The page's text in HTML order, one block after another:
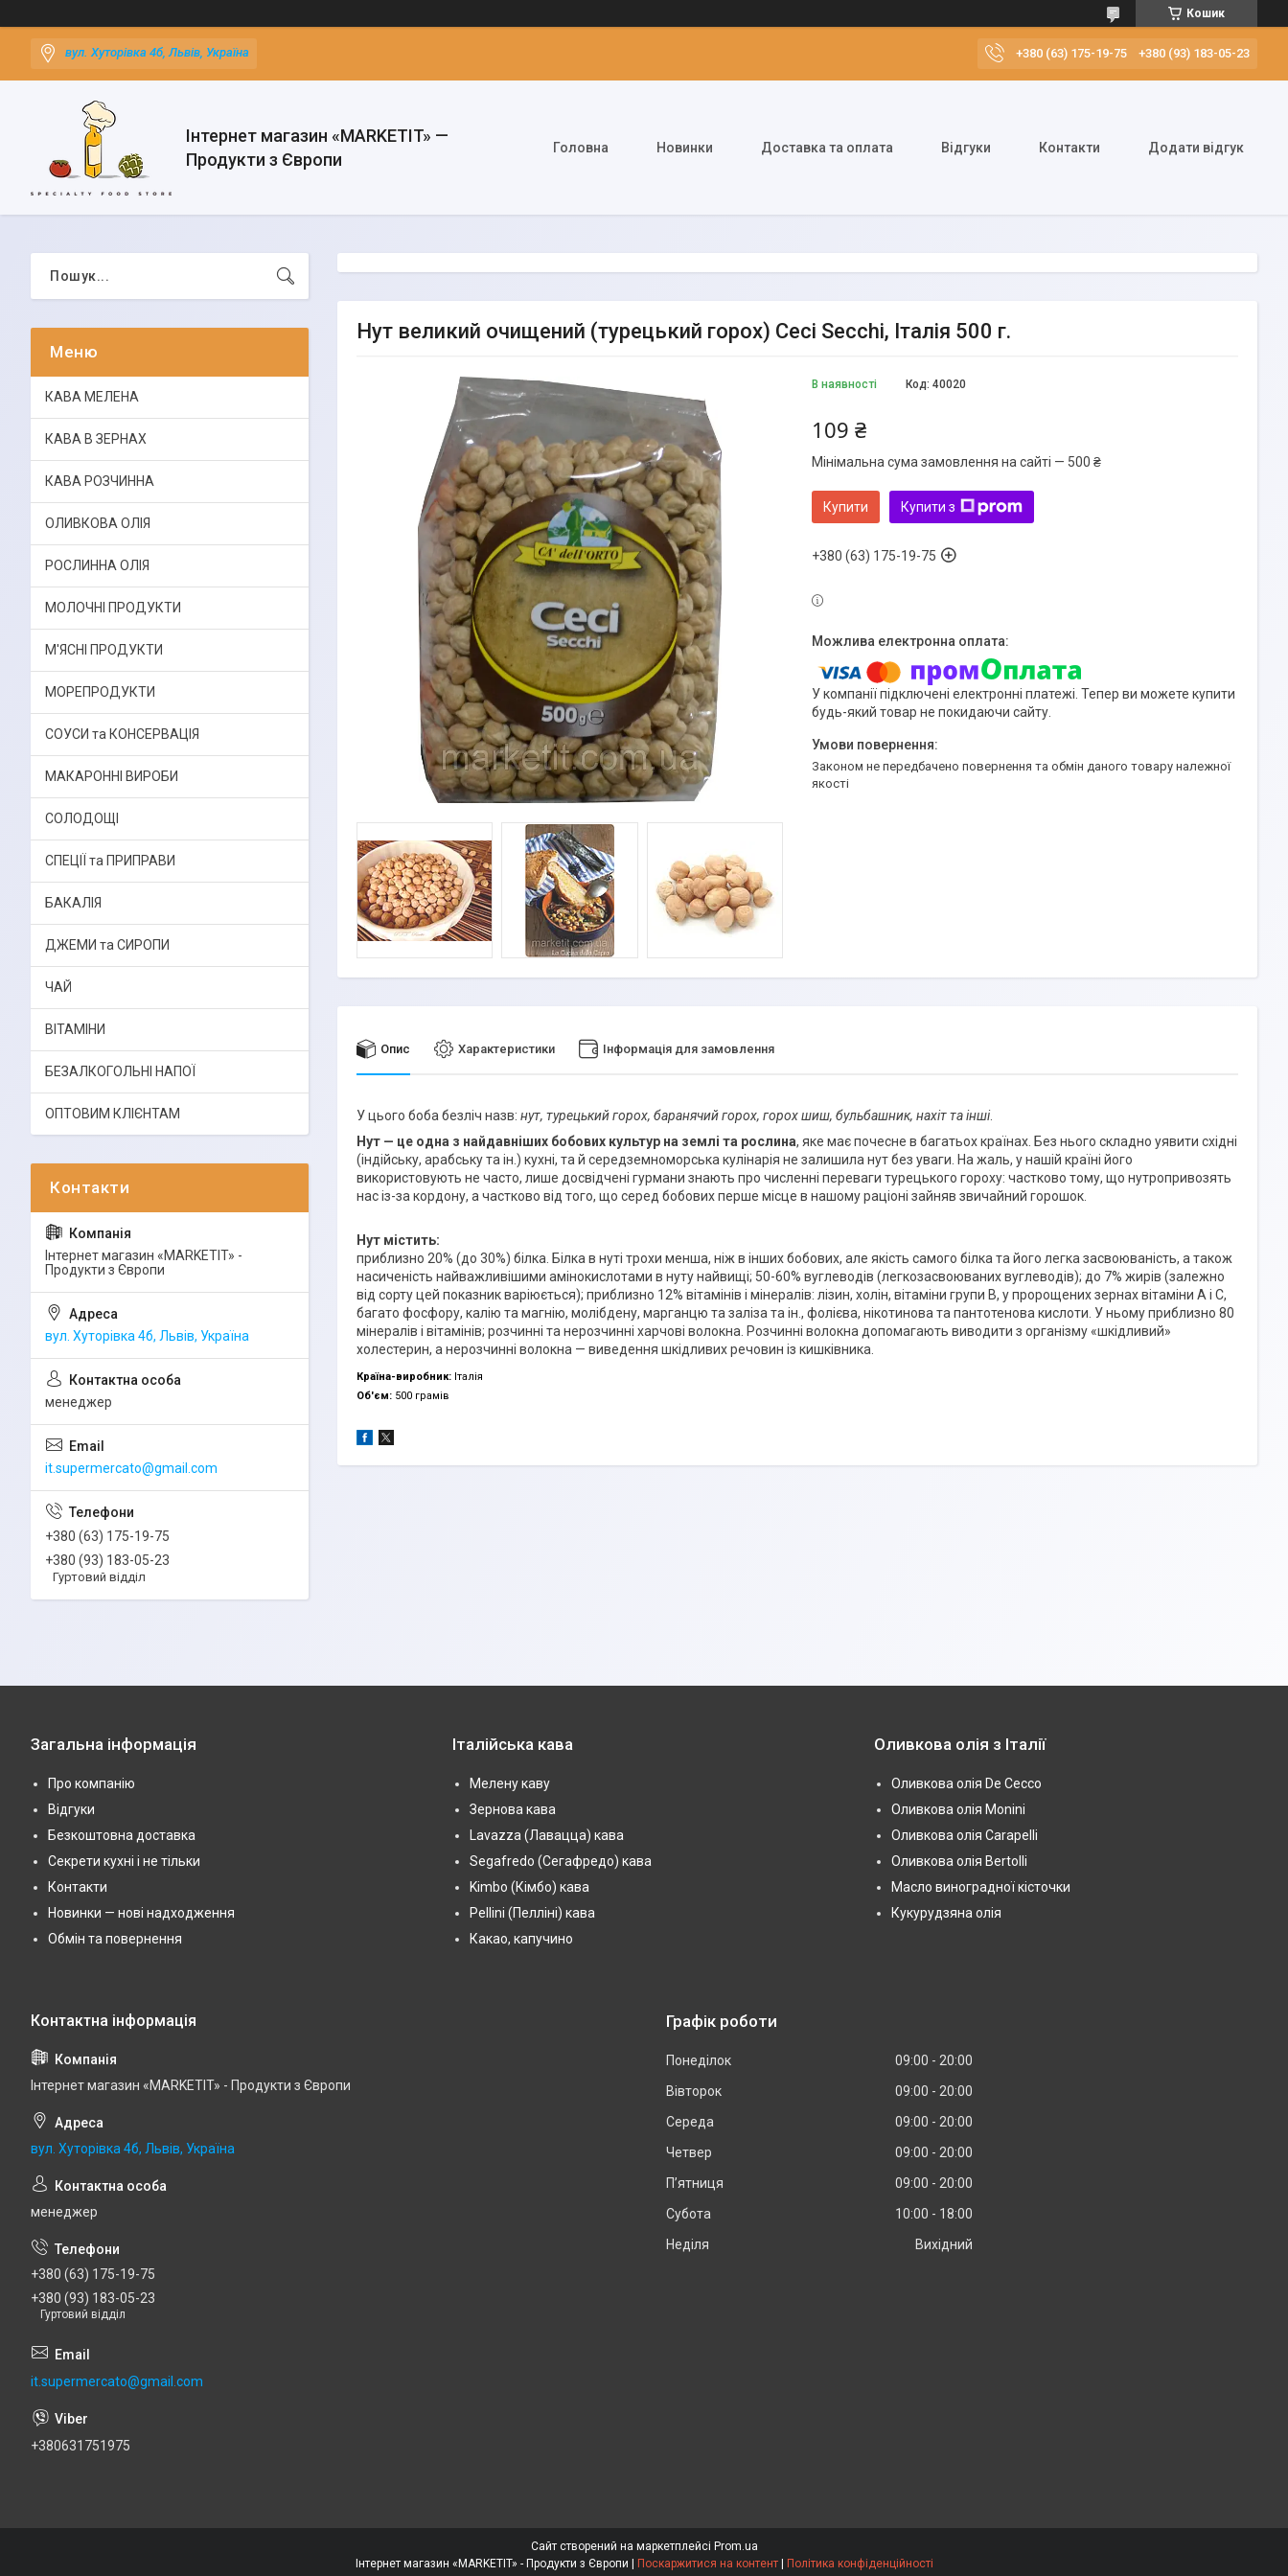
Кошик
вул. Хуторівка 4б, Львів, Україна +380 (63) 175-19-75 +380 (93) 183-05-23
Інтернет магазин «MARKETIT» —
Продукти з Європи
Головна Новинки Доставка та оплата Відгуки Контакти Додати відгук
Нут великий очищений (турецький горох) Ceci Secchi, Італія 500 г.
В наявності Код: 40020
109 ₴
Мінімальна сума замовлення на сайті — 500 ₴
Купити Купити з
+380 (63) 175-19-75
У компанії підключені електронні платежі. Тепер ви можете купити
будь-який товар не покидаючи сайту.
Законом не передбачено повернення та обмін даного товару належної
якості
Опис Характеристики Інформація для замовлення
У цього боба безліч назв: нут, турецький горох, баранячий горох, горох шиш, бульбашник, нахіт та інші.
Нут — це одна з найдавніших бобових культур на землі та рослина, яке має почесне в багатьох країнах. Без нього складно уявити східні
(індійську, арабську та ін.) кухні, та й середземноморська кулінарія не залишила нут без уваги. На жаль, у нашій країні його
використовують не часто, лише досвідчені гурмани знають про численні переваги турецького гороху: частково тому, що нутропривозять
нас із-за кордону, а частково від того, що серед бобових перше місце в нашому раціоні зайняв звичайний горошок.
Нут містить:
приблизно 20% (до 30%) білка. Білка в нуті трохи менша, ніж в інших бобових, але якість самого білка та його легка засвоюваність, а також
насиченість найважливішими амінокислотами в нуту найвищі; 50-60% вуглеводів (легкозасвоюваних вуглеводів); до 7% жирів (залежно
від сорту цей показник варіюється); приблизно 12% вітамінів і мінералів: лізин, холін, вітаміни групи B, у пророщених зернах вітаміни А і С,
багато фосфору, калію та магнію, молібдену, марганцю та заліза та ін., фолієва, нікотинова та пантотенова кислоти. У ньому приблизно 80
мінералів і вітамінів; розчинні та нерозчинні харчові волокна. Розчинні волокна допомагають виводити з організму «шкідливий»
холестерин, а нерозчинні волокна — виведення шкідливих речовин із кишківника.
Країна-виробник: Італія
Об'єм: 500 грамів
КАВА МЕЛЕНА
КАВА В ЗЕРНАХ
КАВА РОЗЧИННА
ОЛИВКОВА ОЛІЯ
РОСЛИННА ОЛІЯ
МОЛОЧНІ ПРОДУКТИ
М'ЯСНІ ПРОДУКТИ
МОРЕПРОДУКТИ
СОУСИ та КОНСЕРВАЦІЯ
МАКАРОННІ ВИРОБИ
СОЛОДОЩІ
СПЕЦІЇ та ПРИПРАВИ
БАКАЛІЯ
ДЖЕМИ та СИРОПИ
ЧАЙ
ВІТАМІНИ
БЕЗАЛКОГОЛЬНІ НАПОЇ
ОПТОВИМ КЛІЄНТАМ
Інтернет магазин «MARKETIT» -
Продукти з Європи
вул. Хуторівка 4б, Львів, Україна
менеджер
it.supermercato@gmail.com
+380 (63) 175-19-75
+380 (93) 183-05-23
Гуртовий відділ
Загальна інформація
Про компанію
Відгуки
Безкоштовна доставка
Секрети кухні і не тільки
Контакти
Новинки — нові надходження
Обмін та повернення
Італійська кава
Мелену каву
Зернова кава
Lavazza (Лавацца) кава
Segafredo (Сегафредо) кава
Kimbo (Кімбо) кава
Pellini (Пелліні) кава
Какао, капучино
Оливкова олія з Італії
Оливкова олія De Cecco
Оливкова олія Monini
Оливкова олія Carapelli
Оливкова олія Bertolli
Масло виноградної кісточки
Кукурудзяна олія
Інтернет магазин «MARKETIT» - Продукти з Європи
вул. Хуторівка 4б, Львів, Україна
менеджер
+380 (63) 175-19-75
+380 (93) 183-05-23
Гуртовий відділ
it.supermercato@gmail.com
+380631751975
Графік роботи
Понеділок 09:00
20:00
Вівторок
09:00
20:00
Середа
09:00
20:00
Четвер
09:00
20:00
Пʼятниця
09:00
20:00
Субота
10:00
18:00
Неділя
Вихідний
Сайт створений на маркетплейсі Prom.ua
Поскаржитися на контент Політика конфіденційності